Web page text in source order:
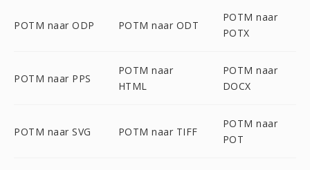
POTM naar ODP POTM naar ODT
POTM naar
POTX
POTM naar PPS
POTM naar
HTML
POTM naar
DOCX
POTM naar SVG POTM naar TIFF
POTM naar
POT